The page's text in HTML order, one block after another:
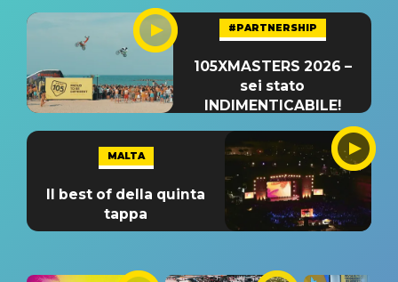
#PARTNERSHIP
105XMASTERS 2026 –
sei stato
INDIMENTICABILE!
MALTA
Il best of della quinta
tappa